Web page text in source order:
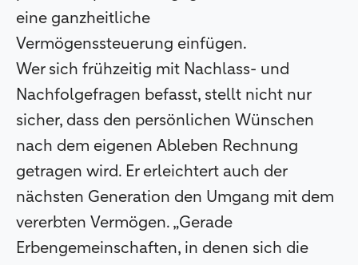
eine ganzheitliche
Vermögenssteuerung einfügen.
Wer sich frühzeitig mit Nachlass- und
Nachfolgefragen befasst, stellt nicht nur
sicher, dass den persönlichen Wünschen
nach dem eigenen Ableben Rechnung
getragen wird. Er erleichtert auch der
nächsten Generation den Umgang mit dem
vererbten Vermögen. „Gerade
Erbengemeinschaften, in denen sich die